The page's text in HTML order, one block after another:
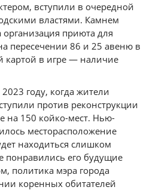
вступили в очередной
властями. Камнем
организация приюта для
пересечении 86 и 25 авеню в
картой в игре — наличие
году, когда жители
против реконструкции
на 150 койко-мест. Нью-
месторасположение
находиться слишком
понравились его будущие
политика мэра города
коренных обитателей